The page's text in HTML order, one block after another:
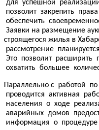
для успешной
позволит закрепить
обеспечить
Заявки на размещение
строящегося жилья в
рассмотрение
Это позволит
охватить большее
Параллельно с работой
проводится активная
населения о ходе
аварийных домов
информация о процедуре